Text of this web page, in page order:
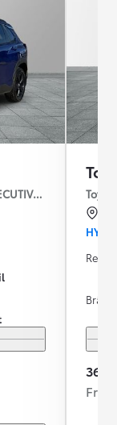
SKINN JBL
369